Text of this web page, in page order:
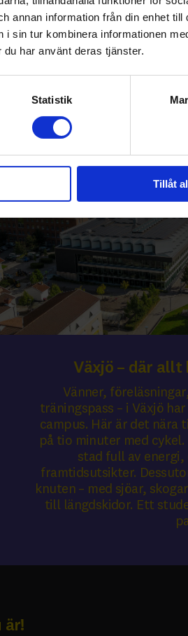
annan information från din enhet till
sin tur kombinera informationen
har använt deras tjänster.
Statistik
Tillåt
två städer
Växjö – där allt
Vänner,
träningspass – i Växjö
campus. Här är det
på tio minuter med
stad full av
framtidsutsikter.
knuten – med sjöar,
till längdskidor. Ett
är!